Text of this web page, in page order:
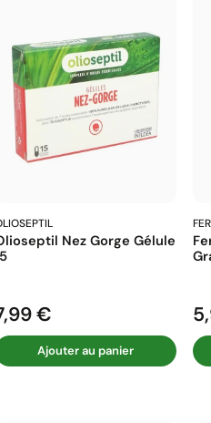
Nez Gorge Gélule
€
Ajouter au panier